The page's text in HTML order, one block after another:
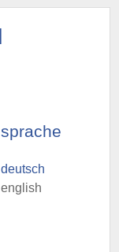
sprache
deutsch
english